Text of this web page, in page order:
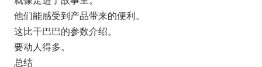
他们能感受到产品带来的便利。
这比干巴巴的参数介绍。
要动人得多。
总结